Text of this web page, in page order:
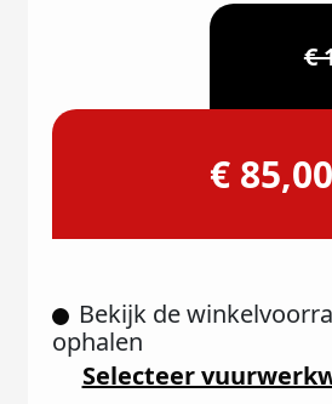
€
€ 85,00
Bekijk de
ophalen
Selecteer